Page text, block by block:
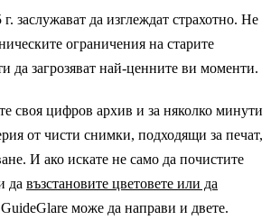
заслужават да изглеждат страхотно. Не
ограничения на старите
да загрозяват най-ценните ви моменти.
своя цифров архив и за няколко минути
от чисти снимки, подходящи за печат,
И ако искате не само да почистите
да възстановите цветовете или да
може да направи и двете.